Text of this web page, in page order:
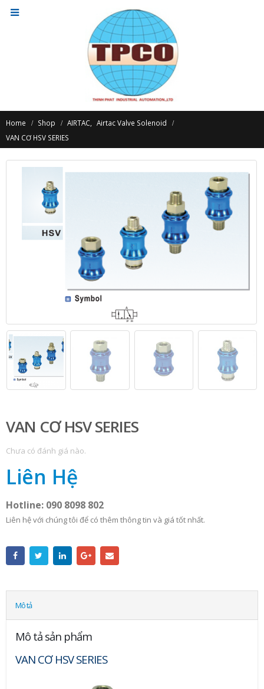
Home Shop AIRTAC
Airtac Valve Solenoid
VAN CƠ HSV SERIES
VAN CƠ HSV SERIES
Chưa có đánh giá nào.
Liên Hệ
Hotline: 090 8098 802
Liên hệ với chúng tôi để có thêm thông tin và giá tốt nhất.
Mô tả
Mô tả sản phẩm
VAN CƠ HSV SERIES